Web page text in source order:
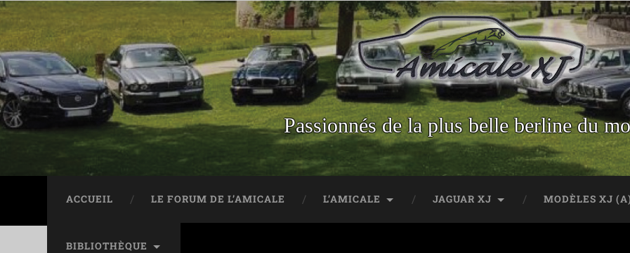
Passionnés de la plus belle berline du
ACCUEIL LE FORUM DE L’AMICALE L’AMICALE JAGUAR XJ MODÈLES XJ
BIBLIOTHÈQUE